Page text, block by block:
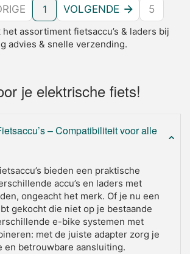
1 VOLGENDE 5
assortiment fietsaccu’s & laders bij
advies & snelle verzending.
je elektrische fiets!
– Compatibiliteit voor alle
bieden een praktische
accu’s en laders met
ongeacht het merk. Of je nu een
gekocht die niet op je bestaande
e-bike systemen met
met de juiste adapter zorg je
en betrouwbare aansluiting.